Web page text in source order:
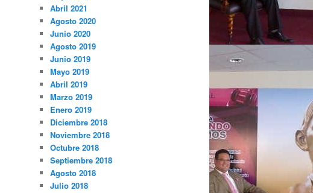
Abril 2021
Agosto 2020
Junio 2020
Agosto 2019
Junio 2019
Mayo 2019
Abril 2019
Marzo 2019
Enero 2019
Diciembre 2018
Noviembre 2018
Octubre 2018
Septiembre 2018
Agosto 2018
Julio 2018